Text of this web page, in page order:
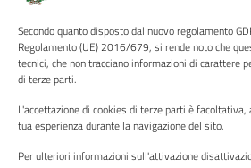
Secondo quanto disposto dal nuovo regolamento
Regolamento (UE) 2016/679, si rende noto che
tecnici, che non tracciano informazioni di carattere
di terze parti.
L'accettazione di cookies di terze parti è
tua esperienza durante la navigazione del sito.
Per ulteriori informazioni sull'attivazione
Albo pretorio
Informativa privacy
Note legali
Piano di miglioramento del sito